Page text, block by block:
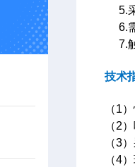
5.
6.
7.
技术
（1
（2
（3
（4